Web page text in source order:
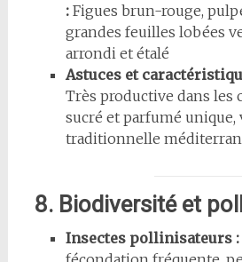
:Figues brun-rouge,
grandes feuilles lobées
arrondi et étalé
Astuces et
Très productive dans les
sucré et parfumé unique,
traditionnelle
8. Biodiversité et
Insectes pollinisateurs :